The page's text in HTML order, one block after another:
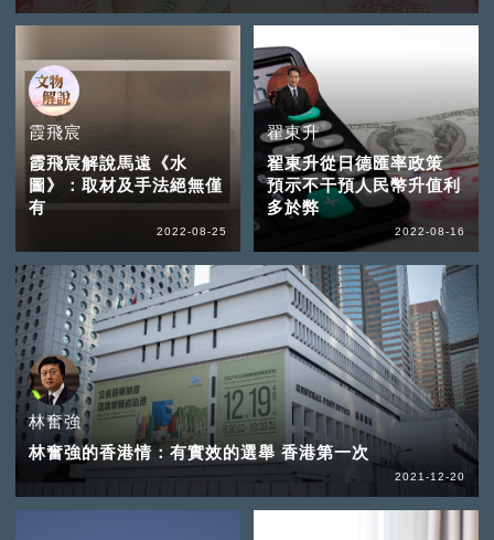
霞飛宸
霞飛宸解說馬遠《水
圖》：取材及手法絕無僅
有
2022-08-25
翟東升
翟東升從日德匯率政策
預示不干預人民幣升值利
多於弊
2022-08-16
林奮強
林奮強的香港情：有實效的選舉 香港第一次
2021-12-20